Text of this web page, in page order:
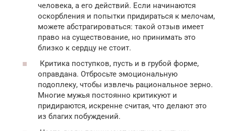
человека, а его действий. Если начинаются
оскорбления и попытки придираться к мелочам,
можете абстрагироваться: такой отзыв имеет
право на существование, но принимать это
близко к сердцу не стоит.
Критика поступков, пусть и в грубой форме,
оправдана. Отбросьте эмоциональную
подоплеку, чтобы извлечь рациональное зерно.
Многие мужья постоянно критикуют и
придираются, искренне считая, что делают это
из благих побуждений.